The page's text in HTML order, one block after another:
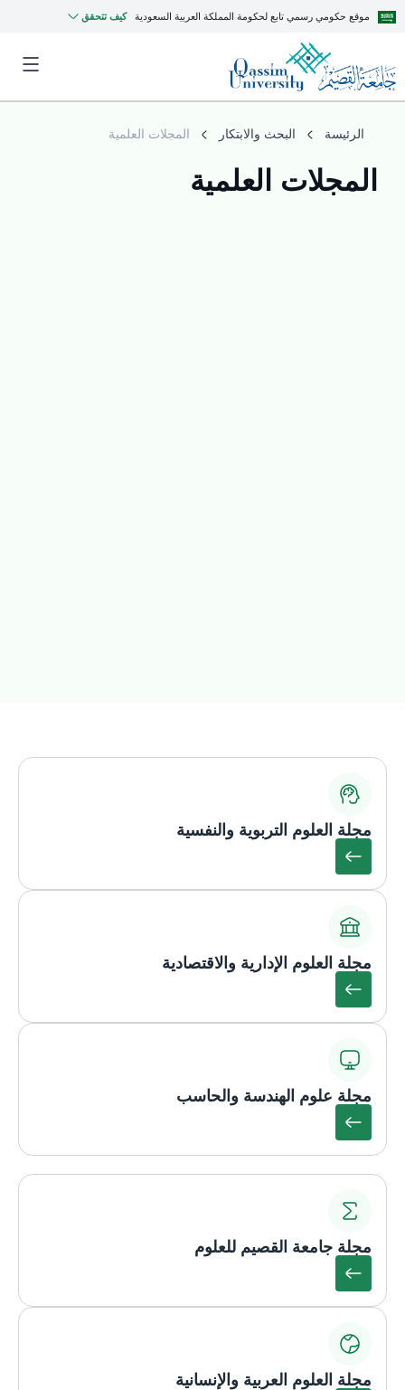
موقع حكومي رسمي تابع لحكومة المملكة العربية السعودية كيف تتحقق
الرئيسة البحث والابتكار المجلات العلمية
المجلات العلمية
مجلة العلوم التربوية والنفسية
مجلة العلوم الإدارية والاقتصادية
مجلة علوم الهندسة والحاسب
مجلة جامعة القصيم للعلوم
مجلة العلوم العربية والإنسانية